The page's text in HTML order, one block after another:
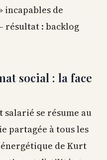
incapables de
résultat : backlog
social : la face
salarié se résume au
partagée à tous les
de Kurt